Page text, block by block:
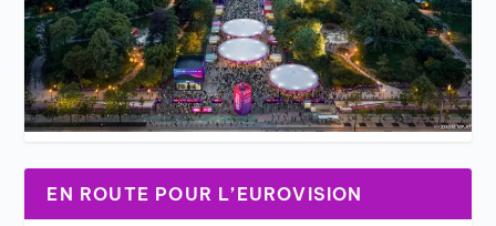
EN ROUTE POUR L’EUROVISION